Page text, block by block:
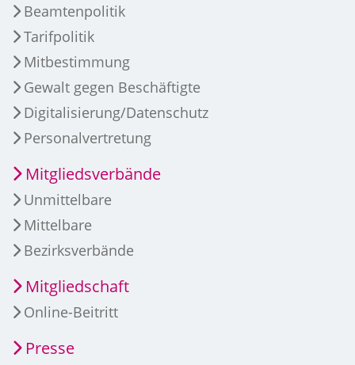
Beamtenpolitik
Tarifpolitik
Mitbestimmung
Gewalt gegen Beschäftigte
Digitalisierung/Datenschutz
Personalvertretung
Mitgliedsverbände
Unmittelbare
Mittelbare
Bezirksverbände
Mitgliedschaft
Online-Beitritt
Presse